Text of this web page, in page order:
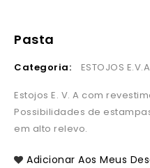
Pasta
Categoria: ESTOJOS E.V.A
Estojos E. V. A com
Possibilidades de
em alto relevo.
Adicionar Aos Meus